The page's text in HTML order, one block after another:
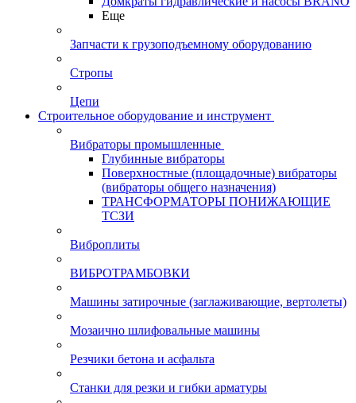
Еще
Запчасти к грузоподъемному оборудованию
Стропы
Цепи
Строительное оборудование и инструмент
Вибраторы промышленные
Глубинные вибраторы
Поверхностные (площадочные) вибраторы
(вибраторы общего назначения)
ТРАНСФОРМАТОРЫ ПОНИЖАЮЩИЕ
ТСЗИ
Виброплиты
ВИБРОТРАМБОВКИ
Машины затирочные (заглаживающие, вертолеты)
Мозаично шлифовальные машины
Резчики бетона и асфальта
Станки для резки и гибки арматуры